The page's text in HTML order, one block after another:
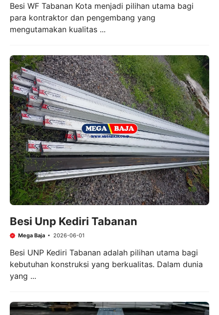
Besi WF Tabanan Kota menjadi pilihan utama bagi
para kontraktor dan pengembang yang
mengutamakan kualitas ...
Besi Unp Kediri Tabanan
Mega Baja 2026-06-01
Besi UNP Kediri Tabanan adalah pilihan utama bagi
kebutuhan konstruksi yang berkualitas. Dalam dunia
yang ...